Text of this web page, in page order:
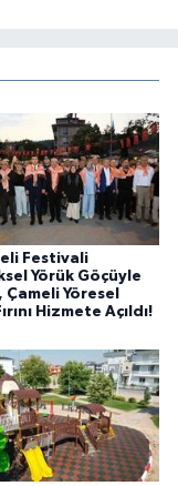
Festivali
Yörük Göçüyle
Çameli Yöresel
Hizmete Açıldı!